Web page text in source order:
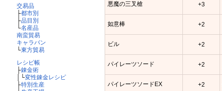
交易品
├都市別
├品目別
└名産品
南蛮貿易
キャラバン
└東方貿易
レシピ帳
├錬金術
│└変性錬金レシピ
├特別生産
悪魔の三叉槍 +3
如意棒 +2
ビル +2
パイレーツソード +2
パイレーツソードEX +2